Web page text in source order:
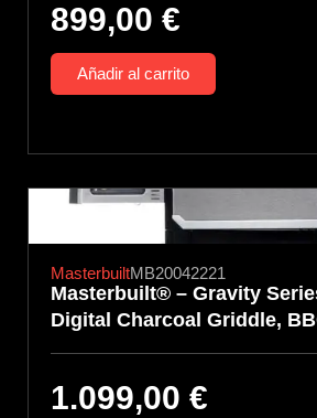
899,00 €
Añadir al carrito
MasterbuiltMB20042221
Masterbuilt® – Gravity
Digital Charcoal Griddle,
1.099,00 €